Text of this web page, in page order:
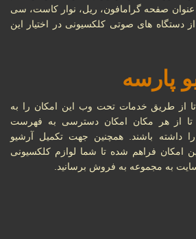
صفحه گرامافون، ریل، نوار کاست، سی
دستگاه های صوتی کلکسیونی در اختیار این
پارسه
تا از طریق خدمات تحت وب این امکان را به
تا از هر مکان امکان دسترسی به فهرست
داشته باشند. همچنین جهت تکمیل آرشیو
امکان فراهم شده تا شما لوازم کلکسیونی
به مجموعه به فروش برسانید.